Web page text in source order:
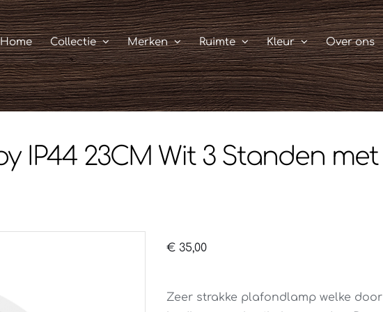
Home Collectie Merken Ruimte Kleur Over ons
IP44 23CM Wit 3 Standen
€ 35,00
Zeer strakke plafondlamp welke